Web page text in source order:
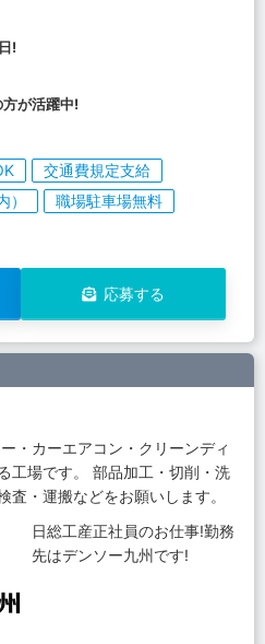
!
が活躍中!
交通費規定支給
職場駐車場無料
応募する
・カーエアコン・クリーンディ
工場です。 部品加工・切削・洗
・運搬などをお願いします。
日総工産正社員のお仕事!勤務
先はデンソー九州です!